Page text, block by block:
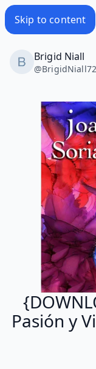
Skip to content
Brigid Niall
@
Pasión y